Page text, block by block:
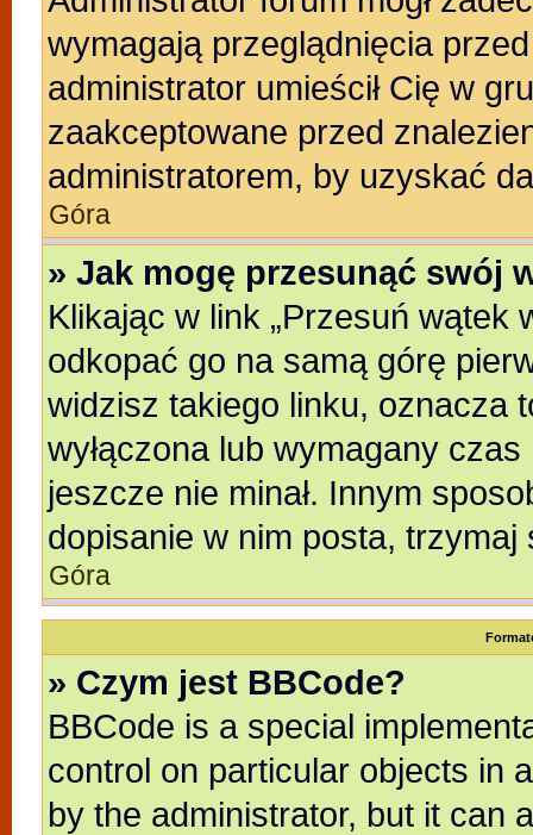
wymagają przeglądnięcia
administrator umieścił Cię w
zaakceptowane przed
administratorem, by uzyskać
Góra
» Jak mogę przesunąć swój
Klikając w link „Przesuń wątek
odkopać go na samą górę
widzisz takiego linku, oznacza
wyłączona lub wymagany
jeszcze nie minał. Innym
dopisanie w nim posta,
Góra
» Czym jest BBCode?
BBCode is a special
control on particular objects in
by the administrator, but it can